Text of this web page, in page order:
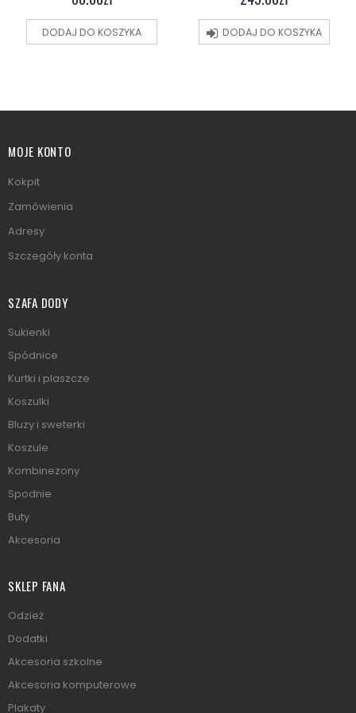
DODAJ DO KOSZYKA DODAJ DO KOSZYKA
MOJE KONTO
Kokpit
Zamówienia
Adresy
Szczegóły konta
SZAFA DODY
Sukienki
Spódnice
Kurtki i plaszcze
Koszulki
Bluzy i sweterki
Koszule
Kombinezony
Spodnie
Buty
Akcesoria
SKLEP FANA
Odzież
Dodatki
Akcesoria szkolne
Akcesoria komputerowe
Plakaty